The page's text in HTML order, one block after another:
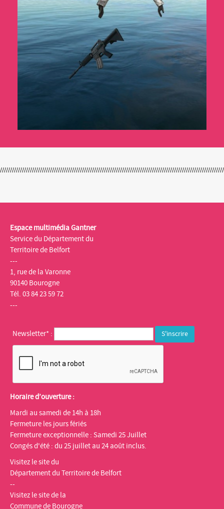
Espace multimédia Gantner
Service du Département du
Territoire de Belfort
---
1, rue de la Varonne
90140 Bourogne
Tél. 03 84 23 59 72
---
Newsletter* :
Horaire d’ouverture :
Mardi au samedi de 14h à 18h
Fermeture les jours fériés
Fermeture exceptionnelle : Samedi 25 Juillet
Congés d'été : du 25 juillet au 24 août inclus.
Visitez le site du
Département du Territoire de Belfort
--
Visitez le site de la
Commune de Bourogne